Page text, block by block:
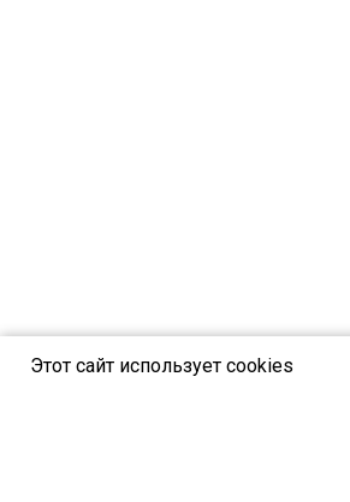
Этот сайт использует cookies